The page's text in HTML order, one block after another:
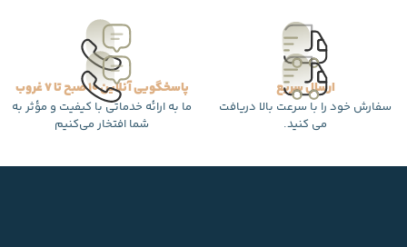
ارسال سریع
سفارش خود را با سرعت بالا دریافت
می کنید.
پاسخگویی آنلاین 10 صبح تا 7 غروب
ما به ارائه خدماتی با کیفیت و مؤثر به
شما افتخار می‌کنیم